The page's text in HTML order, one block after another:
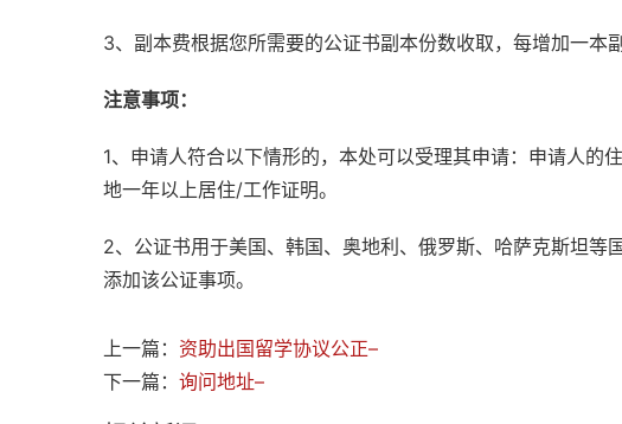
3、副本费根据您所需要的公证书副本份数收取，每增加一本
注意事项：
1、申请人符合以下情形的，本处可以受理其申请：申请人的
地一年以上居住/工作证明。
2、公证书用于美国、韩国、奥地利、俄罗斯、哈萨克斯坦
添加该公证事项。
上一篇： 资助出国留学协议公正–
下一篇： 询问地址–